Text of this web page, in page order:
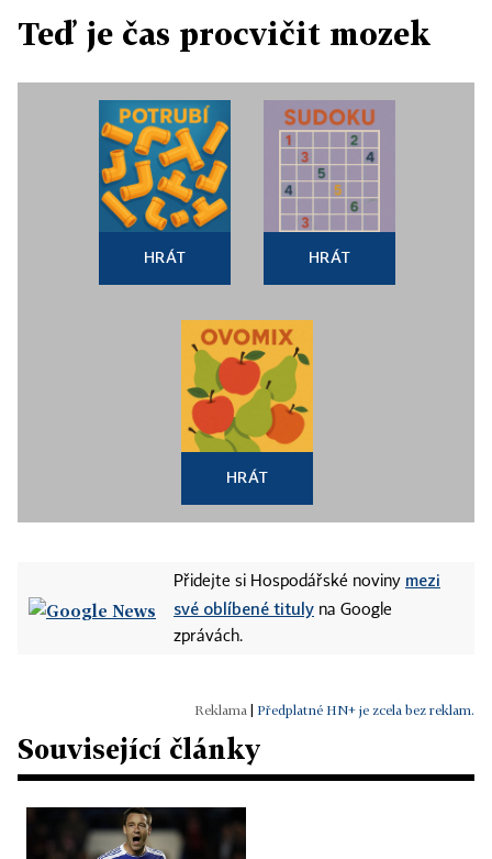
Teď je čas procvičit mozek
HRÁT HRÁT
HRÁT
Přidejte si Hospodářské noviny mezi
své oblíbené tituly na Google
zprávách.
Předplatné HN+ je zcela bez reklam.
Související články